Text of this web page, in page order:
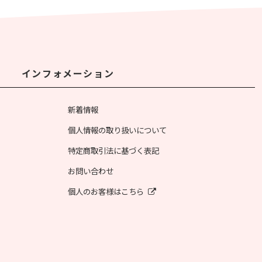
インフォメーション
新着情報
個人情報の取り扱いについて
特定商取引法に基づく表記
お問い合わせ
個人のお客様はこちら